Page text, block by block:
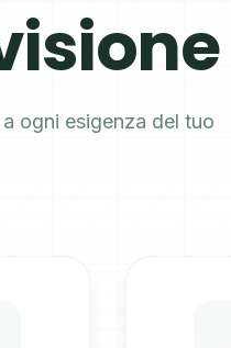
ogni esigenza del tuo